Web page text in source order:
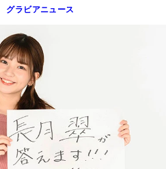
グラビアニュース